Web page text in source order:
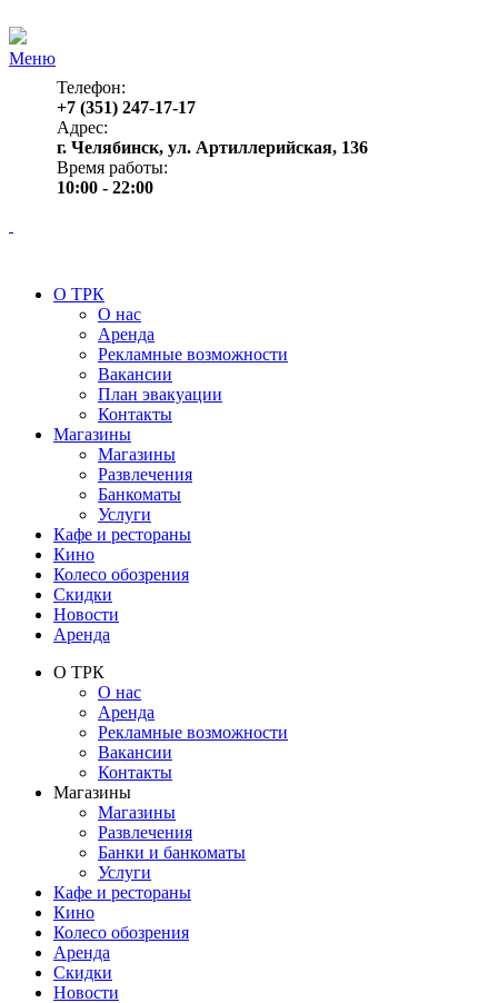
Меню
Телефон:
+7 (351) 247-17-17
Адрес:
г. Челябинск, ул. Артиллерийская, 136
Время работы:
10:00 - 22:00
О ТРК
О нас
Аренда
Рекламные возможности
Вакансии
План эвакуации
Контакты
Магазины
Магазины
Развлечения
Банкоматы
Услуги
Кафе и рестораны
Кино
Колесо обозрения
Скидки
Новости
Аренда
О ТРК
О нас
Аренда
Рекламные возможности
Вакансии
Контакты
Магазины
Магазины
Развлечения
Банки и банкоматы
Услуги
Кафе и рестораны
Кино
Колесо обозрения
Аренда
Скидки
Новости